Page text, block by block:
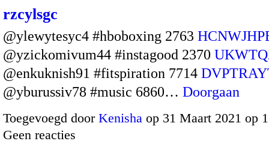
rzcylsgc
@ylewytesyc4 #hboboxing 2763
@yzickomivum44 #instagood 2370
@enkuknish91 #fitspiration 7714
@yburussiv78 #music 6860… Doorgaan
Toegevoegd door Kenisha op 31 Maart 2021 op
Geen reacties